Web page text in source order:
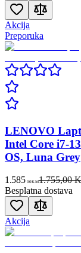
Akcija
Preporuka
LENOVO
Intel Core i7-
OS, Luna Grey
1.585 00KM1.755,00
Besplatna dostava
Akcija